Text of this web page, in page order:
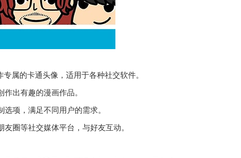
属的卡通头像，适用于各种社交软件。
出有趣的漫画作品。
项，满足不同用户的需求。
圈等社交媒体平台，与好友互动。